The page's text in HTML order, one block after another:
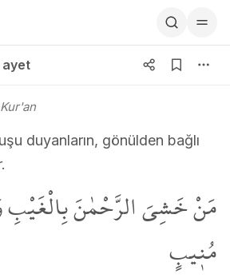
ayet
duyanların, gönülden bağlı
مَنْ خَشِيَ الرَّحْمٰنَ
مُن۪يبٍ